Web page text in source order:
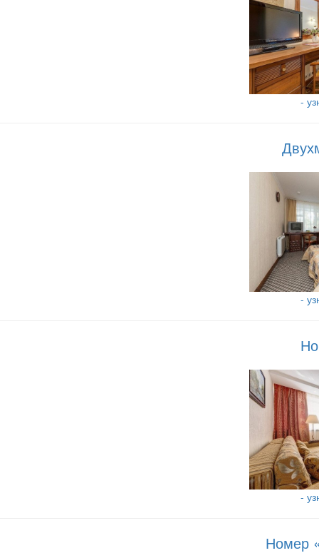
-
-
-
Номер